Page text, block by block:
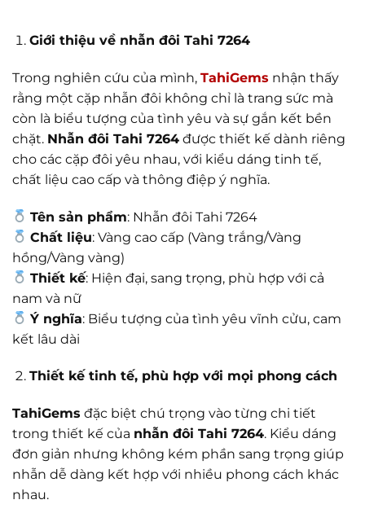
Giới thiệu về nhẫn đôi Tahi 7264
Trong nghiên cứu của mình, TahiGems nhận thấy
rằng một cặp nhẫn đôi không chỉ là trang sức mà
còn là biểu tượng của tình yêu và sự gắn kết bền
chặt. Nhẫn đôi Tahi 7264 được thiết kế dành riêng
cho các cặp đôi yêu nhau, với kiểu dáng tinh tế,
chất liệu cao cấp và thông điệp ý nghĩa.
Tên sản phẩm: Nhẫn đôi Tahi 7264
Chất liệu: Vàng cao cấp (Vàng trắng/Vàng
hồng/Vàng vàng)
Thiết kế: Hiện đại, sang trọng, phù hợp với cả
nam và nữ
Ý nghĩa: Biểu tượng của tình yêu vĩnh cửu, cam
kết lâu dài
Thiết kế tinh tế, phù hợp với mọi phong cách
TahiGems đặc biệt chú trọng vào từng chi tiết
trong thiết kế của nhẫn đôi Tahi 7264. Kiểu dáng
đơn giản nhưng không kém phần sang trọng giúp
nhẫn dễ dàng kết hợp với nhiều phong cách khác
nhau.